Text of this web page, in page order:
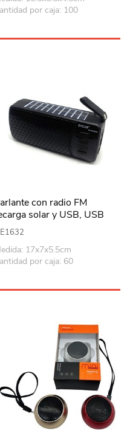
por caja: 100
con radio FM
solar y USB, USB
con bluetooth, en caja
17x7x5.5cm
por caja: 60